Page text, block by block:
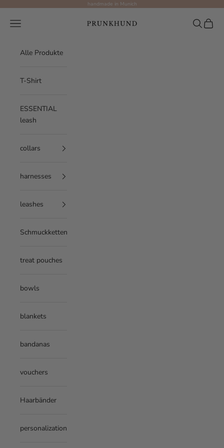
handmade in Munich
Prunkhund
Navigation menu Search
Cart
Alle Produkte
T-Shirt
ESSENTIAL
leash
collars
harnesses
leashes
Schmuckketten
treat pouches
bowls
blankets
bandanas
vouchers
Haarbänder
personalization
Größentabelle
🐾 Größenguide für dein
Damit alles perfekt sitzt
für deine Hunde: